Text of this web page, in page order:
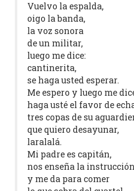
Vuelvo la espalda,
oigo la banda,
la voz sonora
de un militar,
luego me dice:
cantinerita,
se haga usted esperar.
Me espero y luego me
haga usté el favor de
tres copas de su
que quiero desayunar,
laralalá.
Mi padre es capitán,
nos enseña la instrucción
y me da para comer